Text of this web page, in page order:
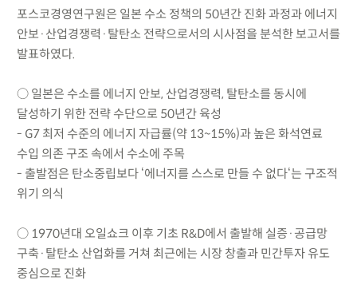
포스코경영연구원은 일본 수소 정책의 50년간 진화 과정과 에너지
안보·산업경쟁력·탈탄소 전략으로서의 시사점을 분석한 보고서를
발표하였다.
○ 일본은 수소를 에너지 안보, 산업경쟁력, 탈탄소를 동시에
달성하기 위한 전략 수단으로 50년간 육성
- G7 최저 수준의 에너지 자급률(약 13~15%)과 높은 화석연료
수입 의존 구조 속에서 수소에 주목
- 출발점은 탄소중립보다 ‘에너지를 스스로 만들 수 없다‘는 구조적
위기 의식
○ 1970년대 오일쇼크 이후 기초 R&D에서 출발해 실증·공급망
구축·탈탄소 산업화를 거쳐 최근에는 시장 창출과 민간투자 유도
중심으로 진화